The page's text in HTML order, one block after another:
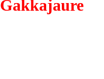
Gakkajaure